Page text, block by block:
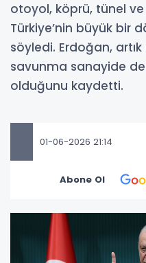
otoyol, köprü, tünel ve
Türkiye’nin büyük bir
söyledi. Erdoğan,
savunma sanayide
olduğunu kaydetti.
01-06-2026 21:14
Abone Ol